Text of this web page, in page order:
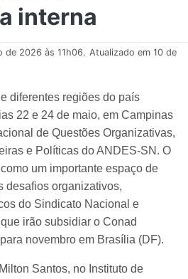
interna
de 2026 às 11h06. Atualizado em 10 de
diferentes regiões do país
22 e 24 de maio, em Campinas
de Questões Organizativas,
e Políticas do ANDES-SN. O
um importante espaço de
desafios organizativos,
do Sindicato Nacional e
irão subsidiar o Conad
novembro em Brasília (DF).
Santos, no Instituto de